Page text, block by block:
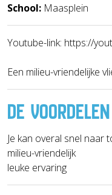
School: Maasplein
Youtube-link: https://
Een milieu-vriendelijke
DE VOORDELEN
Je kan overal snel naar
milieu-vriendelijk
leuke ervaring